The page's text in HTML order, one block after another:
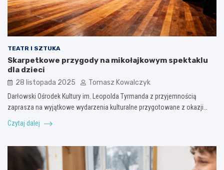
TEATR I SZTUKA
Skarpetkowe przygody na mikołajkowym spektaklu
dla dzieci
28 listopada 2025 Tomasz Kowalczyk
Darłowski Ośrodek Kultury im. Leopolda Tyrmanda z przyjemnością
zaprasza na wyjątkowe wydarzenia kulturalne przygotowane z okazji…
Czytaj dalej